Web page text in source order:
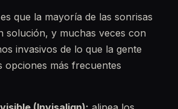
que la mayoría de las sonrisas
solución, y muchas veces con
invasivos de lo que la gente
opciones más frecuentes